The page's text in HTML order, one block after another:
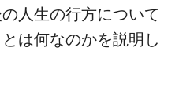
人生の行方について
は何なのかを説明し